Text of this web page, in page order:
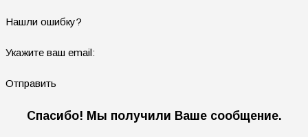
Нашли ошибку?
Укажите ваш email:
Отправить
Спасибо! Мы получили Ваше сообщение.